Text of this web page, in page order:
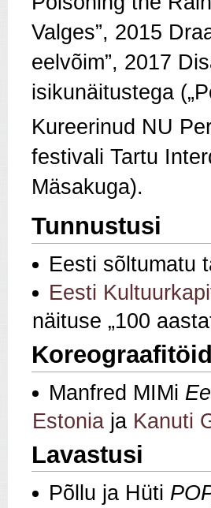
Valges”, 2015
eelvõim”, 2017
isikunäitustega
Kureerinud NU
festivali Tartu
Mäsakuga).
Tunnustusi
Eesti sõltumatu
Eesti
näituse „100
Koreograafitöid
Manfred MIMi
Estonia ja Kanuti
Lavastusi
Põllu ja Hüti